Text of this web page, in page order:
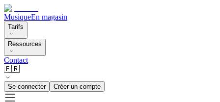
MusiqueEn magasin
Tarifs
Ressources
Contact
🇫🇷
Se connecter Créer un compte